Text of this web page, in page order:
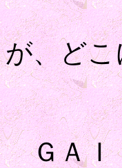
で証
が、ど
ＧＡＩ